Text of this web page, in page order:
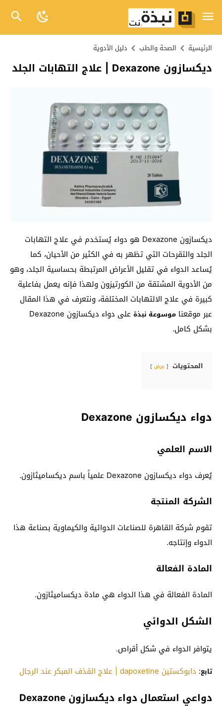
الرئيسية الصحة والطب دليل الأدوية
ديكسازون Dexazone | علاج التهابات الجلد
ديكسازون Dexazone هو دواء يُستخدم في علاج التهابات
الجلد والتقرحات التي تظهر به في الكثير من الأحيان، كما
يُساعد الدواء في تقليل الأعراض المرتبطة بحساسية الجلد، وهو
من الأدوية المشتقة من الكورتيزون ولهذا فإنه يعمل بفاعلية
كبيرة في علاج الالتهابات المختلفة، ونتعرف في هذا المقال
عبر موقعنا موسوعة نبذة
على دواء ديكسازون Dexazone
بشكل كامل.
المحتويات عرض
دواء ديكسازون Dexazone
الاسم العلمي
يُعرف دواء ديكسازون Dexazone علمياً باسم ديكساميثازون.
الشركة المنتجة
تقوم شركة القاهرة للصناعات الدوائية والكيماوية بصناعة هذا
الدواء وإنتاجه.
المادة الفعالة
المادة الفعالة في هذا الدواء هي مادة ديكساميثازون.
الشكل الدوائي
يتوافر الدواء في شكل أقراص.
تابع: دابوكستين dapoxetine | علاج القذف المبكر عند الرجال
دواعي استعمال دواء ديكسازون Dexazone